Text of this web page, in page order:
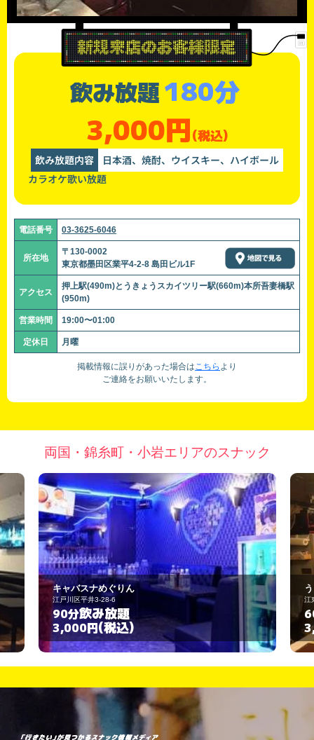
飲み放題180分
3,000円(税込)
飲み放題内容
日本酒、焼酎、ウイスキー、ハイボール
カラオケ歌い放題
電話番号 03-3625-6046
所在地
〒130-0002
東京都墨田区業平4-2-8 島田ビル1F
アクセス
押上駅(490m)とうきょうスカイツリー駅(660m)本所吾妻橋駅
(950m)
営業時間 19:00〜01:00
定休日 月曜
掲載情報に誤りがあった場合はこちら より
ご連絡をお願いいたします。
両国・錦糸町・小岩エリアのスナック
うさぎ
江東区亀戸6-20-8
60分
3,000円(税込)